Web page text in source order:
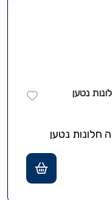
נטען
חלונות נטען